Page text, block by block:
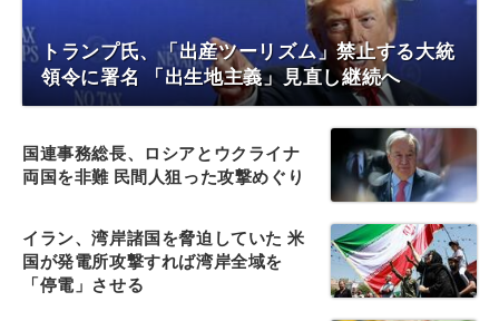
トランプ氏、「出産ツーリズム」禁止する大統
領令に署名 「出生地主義」見直し継続へ
国連事務総長、ロシアとウクライナ
両国を非難 民間人狙った攻撃めぐり
イラン、湾岸諸国を脅迫していた 米
国が発電所攻撃すれば湾岸全域を
「停電」させる